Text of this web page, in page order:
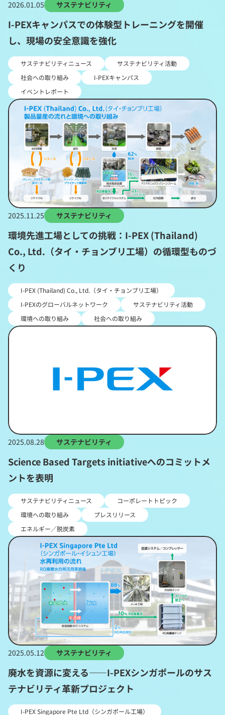
2026.01.05 サステナビリティ
I-PEXキャンパスでの体験型トレーニングを開催
し、現場の安全意識を強化
サステナビリティニュース
サステナビリティ活動
社会への取り組み
I-PEXキャンパス
イベントレポート
2025.11.25 サステナビリティ
環境先進工場としての挑戦：I-PEX (Thailand)
Co., Ltd.（タイ・チョンブリ工場）の循環型ものづ
くり
I-PEX (Thailand) Co., Ltd.（タイ・チョンブリ工場）
I-PEXのグローバルネットワーク
サステナビリティ活動
環境への取り組み
社会への取り組み
2025.08.28 サステナビリティ
Science Based Targets initiativeへのコミットメ
ントを表明
サステナビリティニュース
コーポレートトピック
環境への取り組み
プレスリリース
エネルギー／脱炭素
2025.05.12 サステナビリティ
廃水を資源に変える――I-PEXシンガポールのサス
テナビリティ革新プロジェクト
I-PEX Singapore Pte Ltd（シンガポール工場）